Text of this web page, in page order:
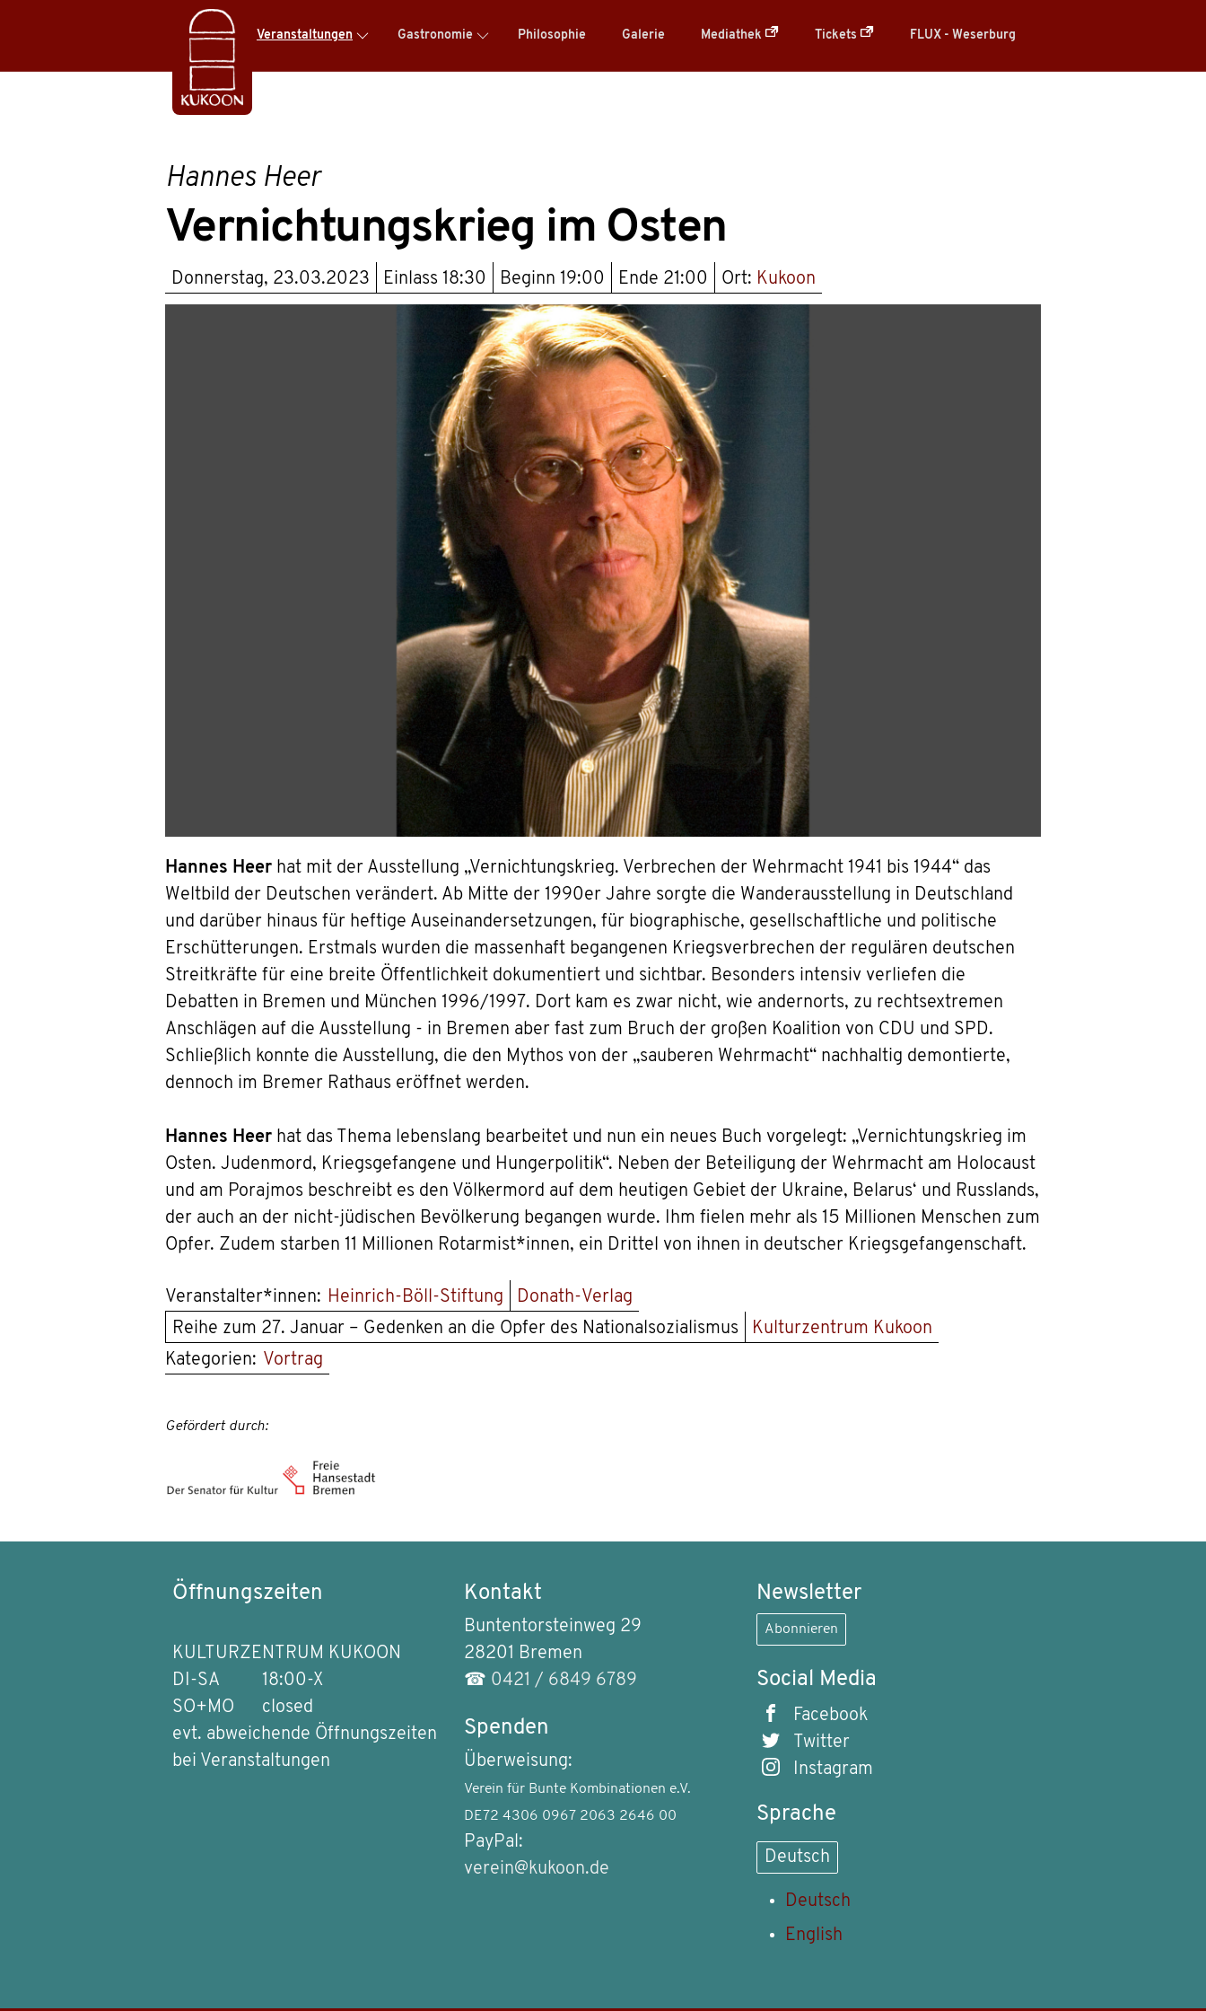
Veranstaltungen Gastronomie Philosophie Galerie Mediathek Tickets FLUX - Weserburg
Hannes Heer
Vernichtungskrieg im Osten
Donnerstag, 23.03.2023 Einlass 18:30 Beginn 19:00 Ende 21:00 Ort: Kukoon
Hannes Heer hat mit der Ausstellung „Vernichtungskrieg. Verbrechen der Wehrmacht 1941 bis 1944“ das
Weltbild der Deutschen verändert. Ab Mitte der 1990er Jahre sorgte die Wanderausstellung in Deutschland
und darüber hinaus für heftige Auseinandersetzungen, für biographische, gesellschaftliche und politische
Erschütterungen. Erstmals wurden die massenhaft begangenen Kriegsverbrechen der regulären deutschen
Streitkräfte für eine breite Öffentlichkeit dokumentiert und sichtbar. Besonders intensiv verliefen die
Debatten in Bremen und München 1996/1997. Dort kam es zwar nicht, wie andernorts, zu rechtsextremen
Anschlägen auf die Ausstellung - in Bremen aber fast zum Bruch der großen Koalition von CDU und SPD.
Schließlich konnte die Ausstellung, die den Mythos von der „sauberen Wehrmacht“ nachhaltig demontierte,
dennoch im Bremer Rathaus eröffnet werden.
Hannes Heer hat das Thema lebenslang bearbeitet und nun ein neues Buch vorgelegt: „Vernichtungskrieg im
Osten. Judenmord, Kriegsgefangene und Hungerpolitik“. Neben der Beteiligung der Wehrmacht am Holocaust
und am Porajmos beschreibt es den Völkermord auf dem heutigen Gebiet der Ukraine, Belarus‘ und Russlands,
der auch an der nicht-jüdischen Bevölkerung begangen wurde. Ihm fielen mehr als 15 Millionen Menschen zum
Opfer. Zudem starben 11 Millionen Rotarmist*innen, ein Drittel von ihnen in deutscher Kriegsgefangenschaft.
Veranstalter*innen: Heinrich-Böll-Stiftung
Donath-Verlag
Reihe zum 27. Januar – Gedenken an die Opfer des Nationalsozialismus
Kulturzentrum Kukoon
Kategorien: Vortrag
Gefördert durch:
Öffnungszeiten
KULTURZENTRUM KUKOON
DI-SA
18:00-X
SO+MO
closed
evt. abweichende Öffnungszeiten
bei Veranstaltungen
Kontakt
Buntentorsteinweg 29
28201 Bremen
☎ 0421 / 6849 6789
Spenden
Überweisung:
Verein für Bunte Kombinationen e.V.
DE72 4306 0967 2063 2646 00
PayPal:
verein@kukoon.de
Newsletter
Abonnieren
Social Media
Facebook
Twitter
Instagram
Sprache
Deutsch
Deutsch
English